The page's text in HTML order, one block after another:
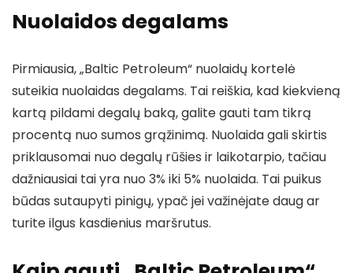
Nuolaidos degalams
Pirmiausia, „Baltic Petroleum“ nuolaidų kortelė
suteikia nuolaidas degalams. Tai reiškia, kad kiekvieną
kartą pildami degalų baką, galite gauti tam tikrą
procentą nuo sumos grąžinimą. Nuolaida gali skirtis
priklausomai nuo degalų rūšies ir laikotarpio, tačiau
dažniausiai tai yra nuo 3% iki 5% nuolaida. Tai puikus
būdas sutaupyti pinigų, ypač jei važinėjate daug ar
turite ilgus kasdienius maršrutus.